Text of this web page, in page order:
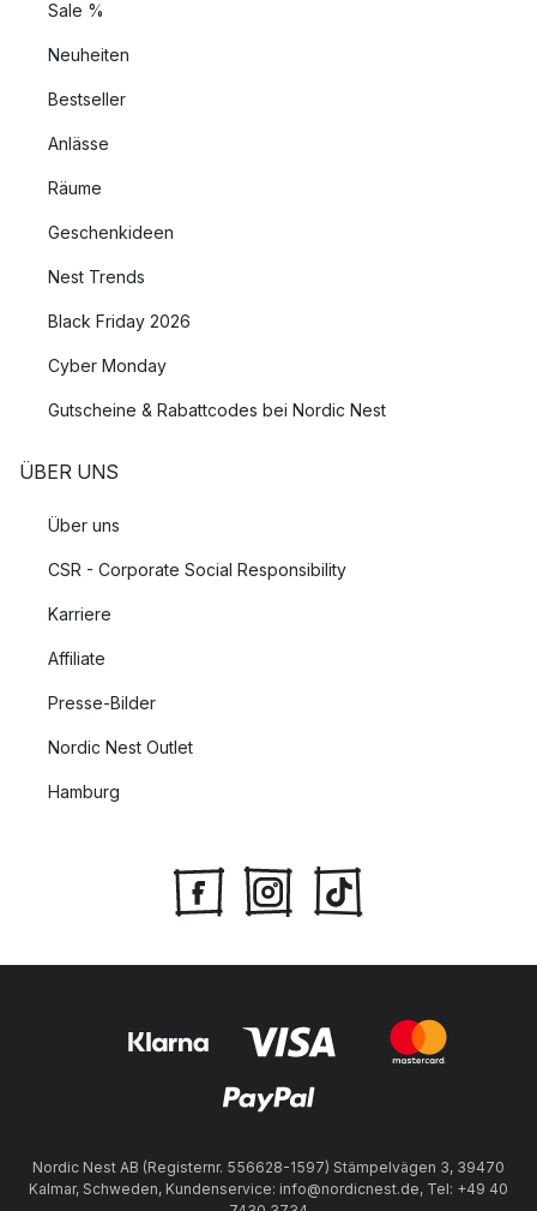
Sale %
Neuheiten
Bestseller
Anlässe
Räume
Geschenkideen
Nest Trends
Black Friday 2026
Cyber Monday
Gutscheine & Rabattcodes bei Nordic Nest
ÜBER UNS
Über uns
CSR - Corporate Social Responsibility
Karriere
Affiliate
Presse-Bilder
Nordic Nest Outlet
Hamburg
Nordic Nest AB (Registernr. 556628-1597) Stämpelvägen 3, 39470
Kalmar, Schweden, Kundenservice: info@nordicnest.de, Tel: +49 40